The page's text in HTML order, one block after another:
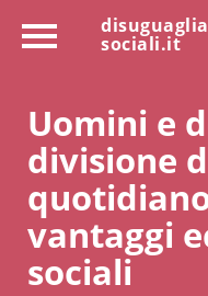
sociali.it
Uomini e
divisione
vantaggi
sociali